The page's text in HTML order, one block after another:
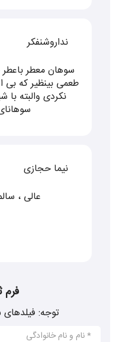
نداروشنفکر
سوهان معطر
طعمی بینظیر که
نکردی والبته
نیما حجازی
عالی ،
فرم
توجه: فیلدهای